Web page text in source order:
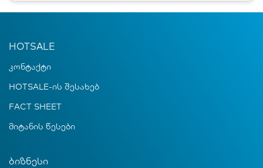
HOTSALE
კონტაქტი
HOTSALE-ის შესახებ
FACT SHEET
მიტანის წესები
ბიზნესი